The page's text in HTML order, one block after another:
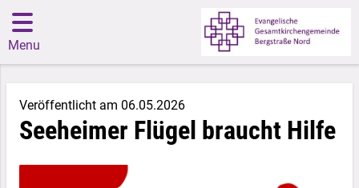
Menu
Veröffentlicht am 06.05.2026
Seeheimer Flügel braucht Hilfe